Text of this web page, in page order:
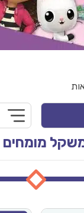
משקל מומחים